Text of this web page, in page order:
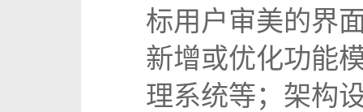
标用户审美的界
新增或优化功能
理系统等；架构